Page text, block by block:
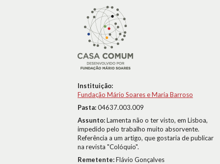
Instituição:
Fundação Mário Soares e Maria Barroso
Pasta:04637.003.009
Assunto:Lamenta não o ter visto, em Lisboa,
impedido pelo trabalho muito absorvente.
Referência a um artigo, que gostaria de publicar
na revista "Colóquio".
Remetente:Flávio Gonçalves